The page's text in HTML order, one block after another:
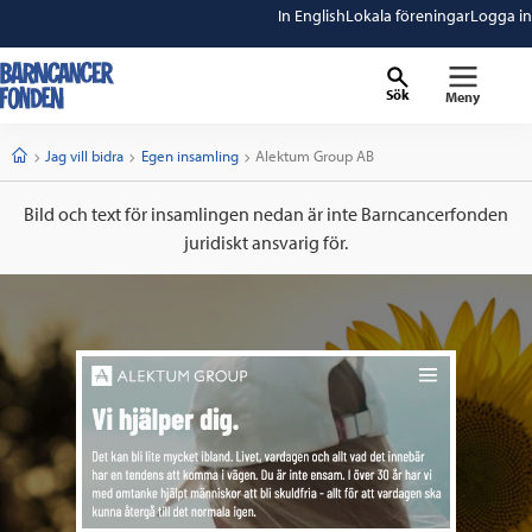
In EnglishLokala föreningarLogga in
Sök Meny
StartJag vill bidra Egen insamling Current:
Alektum Group AB
Bild och text för insamlingen nedan är inte Barncancerfonden
juridiskt ansvarig för.